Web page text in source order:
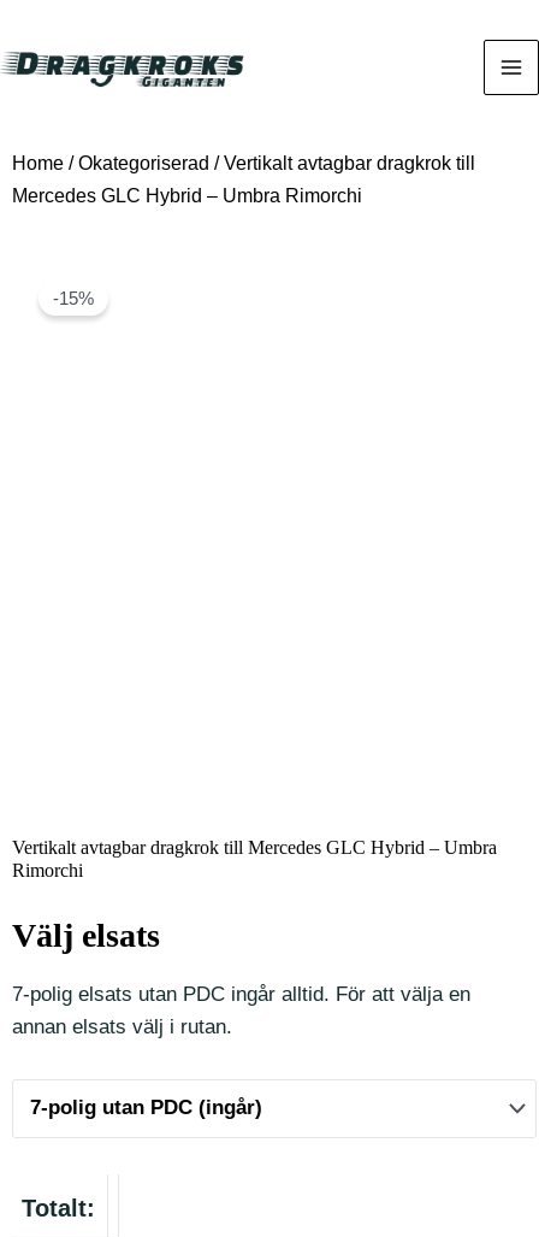
Home /Okategoriserad / Vertikalt avtagbar dragkrok till
Mercedes GLC Hybrid – Umbra Rimorchi
-15%
Vertikalt avtagbar dragkrok till Mercedes GLC Hybrid – Umbra
Rimorchi
Välj elsats
7-polig elsats utan PDC ingår alltid. För att välja en
annan elsats välj i rutan.
Totalt: